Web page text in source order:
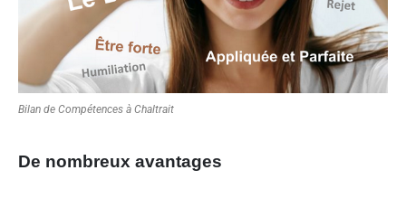
Bilan de Compétences à Chaltrait
De nombreux avantages